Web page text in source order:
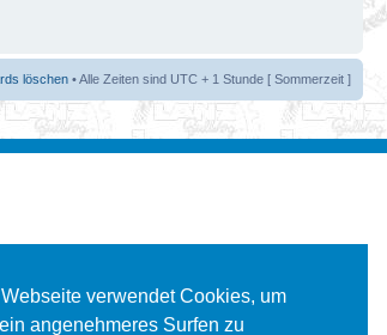
verwendet Cookies, um
ein angenehmeres Surfen zu
löschen • Alle Zeiten sind UTC + 1 Stunde [ Sommerzeit ]